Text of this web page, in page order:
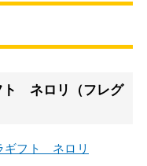
ト ネロリ（フレグ